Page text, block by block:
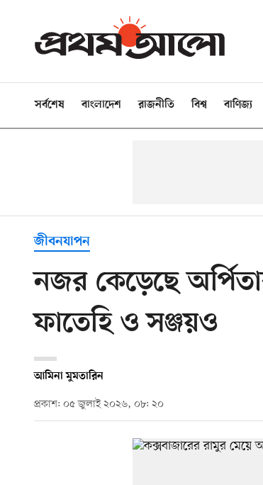
সর্বশেষ বাংলাদেশ রাজনীতি বিশ্ব বাণিজ্য
জীবনযাপন
নজর কেড়েছে
ফাতেহি ও সঞ্জয়ও
আমিনা মুমতারিন
প্রকাশ: ০৫ জুলাই ২০২৬, ০৮: ২০